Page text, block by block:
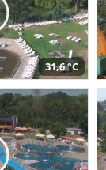
31,6 °C